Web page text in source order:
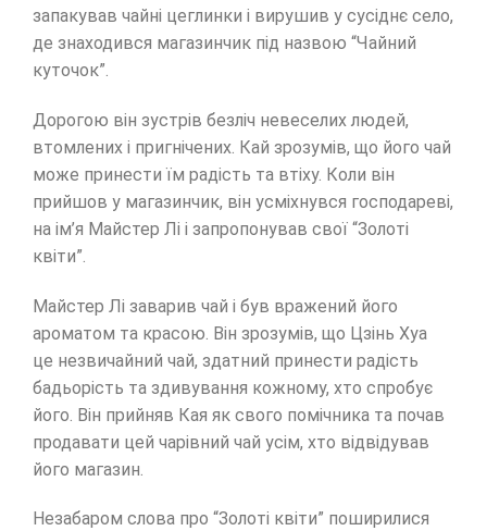
запакував чайні цеглинки і вирушив у сусіднє село,
де знаходився магазинчик під назвою “Чайний
куточок”.
Дорогою він зустрів безліч невеселих людей,
втомлених і пригнічених. Кай зрозумів, що його чай
може принести їм радість та втіху. Коли він
прийшов у магазинчик, він усміхнувся господареві,
на ім’я Майстер Лі і запропонував свої “Золоті
квіти”.
Майстер Лі заварив чай і був вражений його
ароматом та красою. Він зрозумів, що Цзінь Хуа
це незвичайний чай, здатний принести радість
бадьорість та здивування кожному, хто спробує
його. Він прийняв Кая як свого помічника та почав
продавати цей чарівний чай усім, хто відвідував
його магазин.
Незабаром слова про “Золоті квіти” поширилися